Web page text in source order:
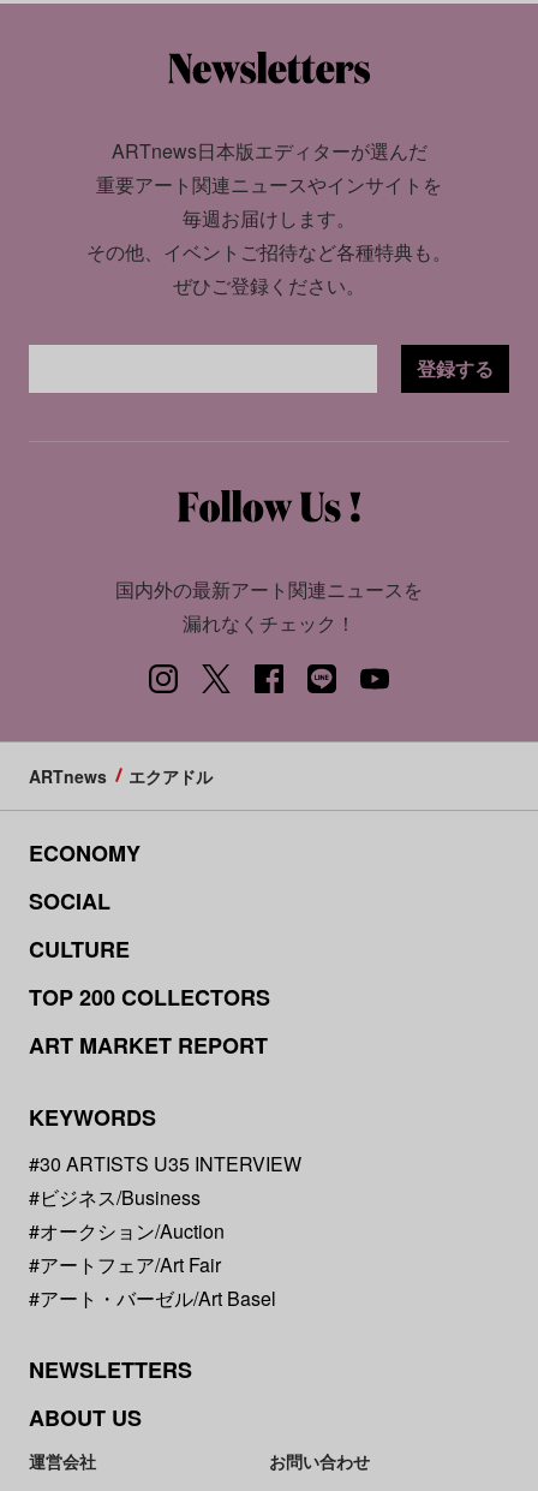
ARTnews日本版エディターが選んだ
重要アート関連ニュースやインサイトを
毎週お届けします。
その他、イベントご招待など各種特典も。
ぜひご登録ください。
登録する
国内外の最新アート関連ニュースを
漏れなくチェック！
ARTnews エクアドル
ECONOMY
SOCIAL
CULTURE
TOP 200 COLLECTORS
ART MARKET REPORT
KEYWORDS
#30 ARTISTS U35 INTERVIEW
#ビジネス/Business
#オークション/Auction
#アートフェア/Art Fair
#アート・バーゼル/Art Basel
NEWSLETTERS
ABOUT US
運営会社
お問い合わせ